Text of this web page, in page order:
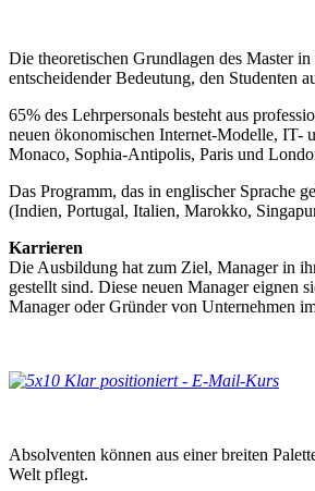
Die theoretischen Grundlagen des Master
entscheidender Bedeutung, den Studenten
65% des Lehrpersonals besteht aus
neuen ökonomischen Internet-Modelle, IT-
Monaco, Sophia-Antipolis, Paris und
Das Programm, das in englischer Sprache
(Indien, Portugal, Italien, Marokko,
Karrieren
Die Ausbildung hat zum Ziel, Manager in
gestellt sind. Diese neuen Manager eignen
Manager oder Gründer von Unternehmen
Absolventen können aus einer breiten
Welt pflegt.